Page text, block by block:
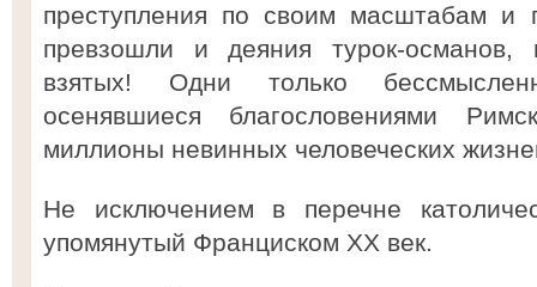
преступления по своим масштабам и
превзошли и деяния турок-
взятых! Одни только
осенявшиеся благословениями
миллионы невинных человеческих
Не исключением в перечне
упомянутый Франциском XX век.